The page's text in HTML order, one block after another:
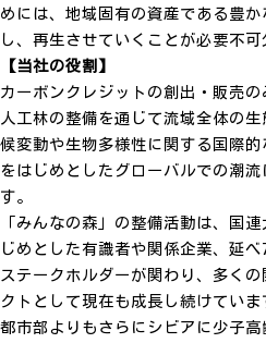
めには、地域固有の資産である豊
し、再生させていくことが必要不可
【当社の役割】
カーボンクレジットの創出・販売の
人工林の整備を通じて流域全体の
候変動や生物多様性に関する国際
をはじめとしたグローバルでの潮
す。
「みんなの森」の整備活動は、国
じめとした有識者や関係企業、延
ステークホルダーが関わり、多く
クトとして現在も成長し続けていま
都市部よりもさらにシビアに少子